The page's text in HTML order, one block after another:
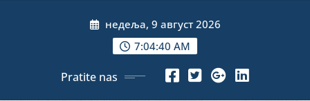
недеља, 9 август 2026
7:04:41 AM
Pratite nas